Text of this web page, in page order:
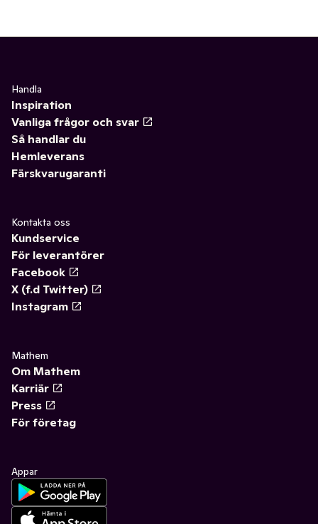
Handla
Inspiration
Vanliga frågor och svar
Så handlar du
Hemleverans
Färskvarugaranti
Kontakta oss
Kundservice
För leverantörer
Facebook
X (f.d Twitter)
Instagram
Mathem
Om Mathem
Karriär
Press
För företag
Appar